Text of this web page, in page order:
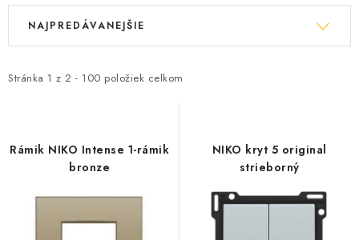
OBCHOD
O NÁS
REFERENCIE
KARIÉRA
V
i
r
Stránka 1 z 2 - 100 položiek celkom
R
e
e
NAJPREDÁVANEJŠIE
Rámik NIKO Intense 1-rámik
bronze
NIKO kryt 5 original
strieborný